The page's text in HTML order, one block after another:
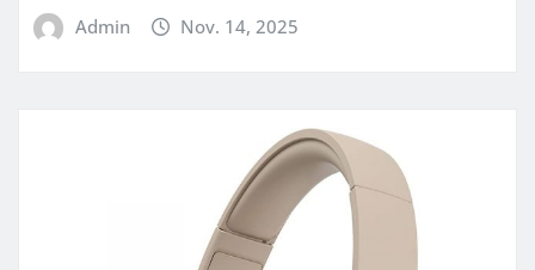
Admin Nov. 14, 2025